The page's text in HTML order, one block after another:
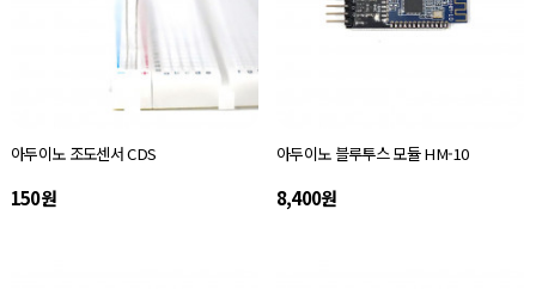
아두이노 조도센서 CDS
150원
아두이노 블루투스 모듈 HM-10
8,400원